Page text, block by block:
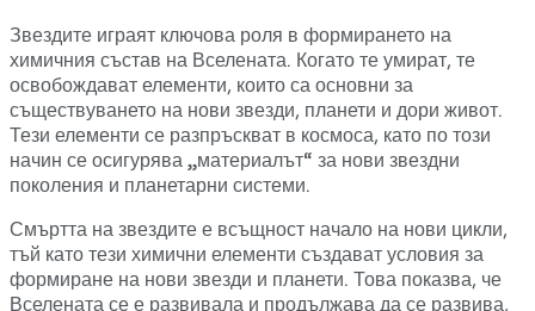
Звездите играят ключова роля в формирането на
химичния състав на Вселената. Когато те умират, те
освобождават елементи, които са основни за
съществуването на нови звезди, планети и дори живот.
Тези елементи се разпръскват в космоса, като по този
начин се осигурява „материалът“ за нови звездни
поколения и планетарни системи.
Смъртта на звездите е всъщност начало на нови цикли,
тъй като тези химични елементи създават условия за
формиране на нови звезди и планети. Това показва, че
Вселената се е развивала и продължава да се развива,